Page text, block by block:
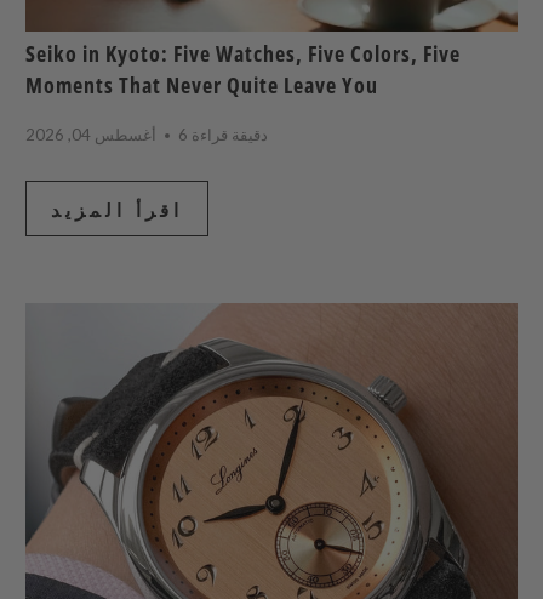
Seiko in Kyoto: Five Watches, Five Colors, Five
Moments That Never Quite Leave You
أغسطس 04, 2026 6 دقيقة قراءة
اقرأ المزيد